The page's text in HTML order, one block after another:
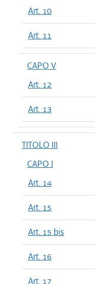
Art. 10
Art. 11
CAPO V
Art. 12
Art. 13
TITOLO III
CAPO I
Art. 14
Art. 15
Art. 15 bis
Art. 16
Art. 17